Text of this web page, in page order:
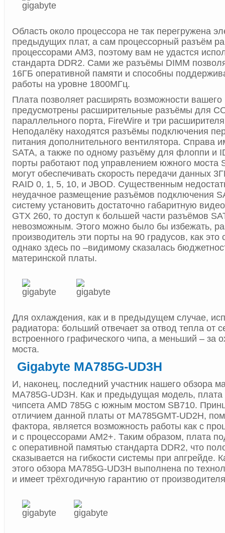
Область около процессора не так перегружена
предыдущих плат, а сам процессорный разъём
процессорами АМ3, поэтому вам не удастся
стандарта DDR2. Сами же разъёмы DIMM
16ГБ оперативной памяти и способны
работы на уровне 1800МГц.
Плата позволяет расширять возможности вашего
предусмотрены расширительные разъёмы для
параллельного порта, FireWire и три
Неподалёку находятся разъёмы подключения
питания дополнительного вентилятора. Справа
SATA, а также по одному разъёму для флоппи и
порты работают под управлением южного моста
могут обеспечивать скорость передачи данных
RAID 0, 1, 5, 10, и JBOD. Существенным
неудачное размещение разъёмов подключения
систему установить достаточно габаритную
GTX 260, то доступ к большей части разъёмов
невозможным. Этого можно было бы избежать,
производитель эти порты на 90 градусов, как это
однако здесь по –видимому сказалась
материнской платы.
Для охлаждения, как и в предыдущем случае,
радиатора: больший отвечает за отвод тепла от
встроенного графического чипа, а меньший – за
моста.
Gigabyte MA785G-UD3H
И, наконец, последний участник нашего обзора
MA785G-UD3H. Как и предыдущая модель, плата
чипсета AMD 785G с южным мостом SB710.
отличием данной платы от MA785GMT-UD2H,
фактора, является возможность работы как с
и с процессорами АМ2+. Таким образом, плата
с оперативной памятью стандарта DDR2, что
сказывается на гибкости системы при апгрейде.
этого обзора MA785G-UD3H выполнена по
и имеет трёхгодичную гарантию от